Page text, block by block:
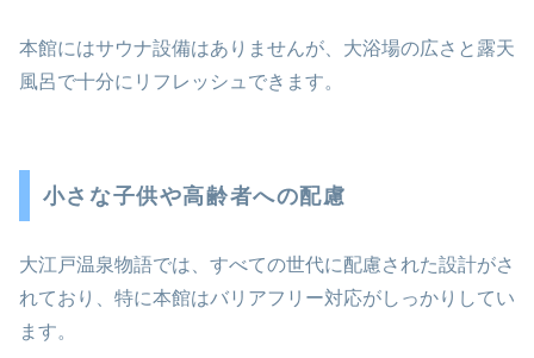
本館にはサウナ設備はありませんが、大浴場の広さと露天
風呂で十分にリフレッシュできます。
小さな子供や高齢者への配慮
大江戸温泉物語では、すべての世代に配慮された設計がさ
れており、特に本館はバリアフリー対応がしっかりしてい
ます。